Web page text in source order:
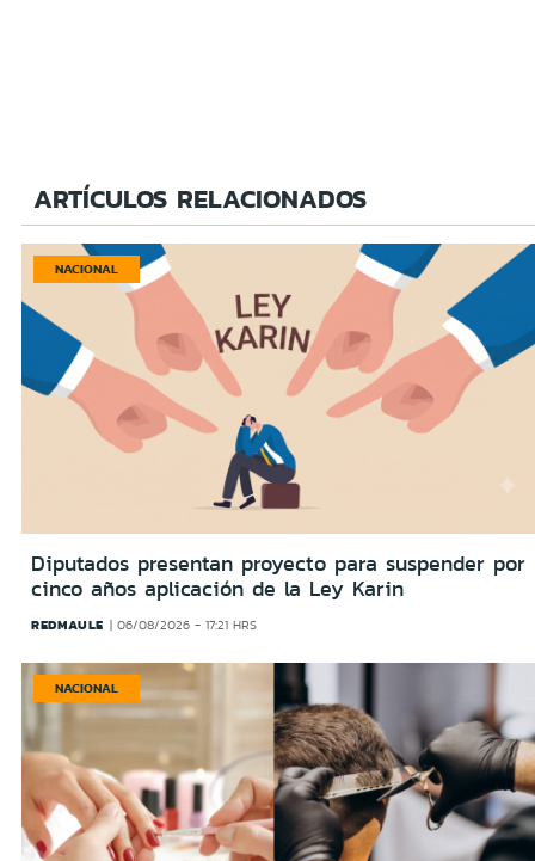
ARTÍCULOS RELACIONADOS
NACIONAL
Diputados presentan proyecto para suspender por
cinco años aplicación de la Ley Karin
REDMAULE 06/08/2026 - 17:21 HRS
NACIONAL